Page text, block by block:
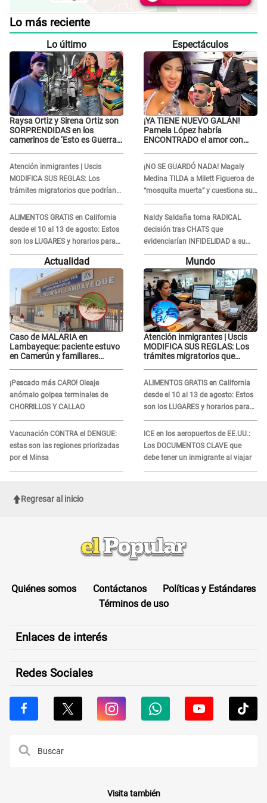
Lo más reciente
Lo último
Raysa Ortiz y Sirena Ortiz son
SORPRENDIDAS en los
camerinos de ‘Esto es Guerra’
Gabriel Moisés: “Gracias”
Atención inmigrantes | Uscis
MODIFICA SUS REGLAS: Los
trámites migratorios que podrían
necesitar tu prueba de ADN
ALIMENTOS GRATIS en California
desde el 10 al 13 de agosto: Estos
son los LUGARES y horarios para
recibir la ayuda
Espectáculos
¡YA TIENE NUEVO GALÁN!
Pamela López habría
ENCONTRADO el amor con
¡NO SE GUARDÓ NADA! Magaly
Medina TILDA a Milett Figueroa de
“mosquita muerta” y cuestiona su
RECONCILIACIÓN con Marcelo
Tinelli en TV argentina
Naldy Saldaña toma RADICAL
decisión tras CHATS que
evidenciarían INFIDELIDAD a su
novio con animador de 'La Bella
Luz': "Un día..."
Actualidad
Caso de MALARIA en
Lambayeque: paciente estuvo
en Camerún y familiares
¡Pescado más CARO! Oleaje
anómalo golpea terminales de
CHORRILLOS Y CALLAO
Vacunación CONTRA el DENGUE:
estas son las regiones priorizadas
por el Minsa
Mundo
Atención inmigrantes | Uscis
MODIFICA SUS REGLAS: Los
trámites migratorios que
ALIMENTOS GRATIS en California
desde el 10 al 13 de agosto: Estos
son los LUGARES y horarios para
recibir la ayuda
ICE en los aeropuertos de EE.UU.:
Los DOCUMENTOS CLAVE que
debe tener un inmigrante al viajar
Regresar al inicio
Quiénes somos Contáctanos
Políticas y Estándares
Términos de uso
Enlaces de interés
Redes Sociales
Visita también